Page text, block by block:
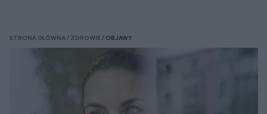
STRONA GŁÓWNA ZDROWIE OBJAWY